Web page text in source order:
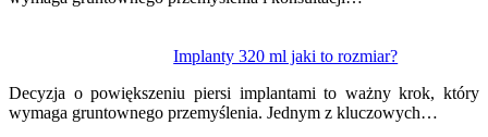
Implanty 320 ml jaki to rozmiar?
Decyzja o powiększeniu piersi implantami to ważny krok, który
wymaga gruntownego przemyślenia. Jednym z kluczowych…